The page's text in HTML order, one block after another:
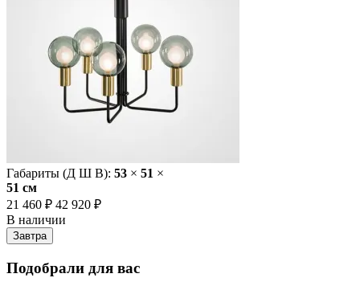
Габариты (Д Ш В): 53 × 51 ×
51 cм
21 460 ₽ 42 920 ₽
В наличии
Завтра
Подобрали для вас